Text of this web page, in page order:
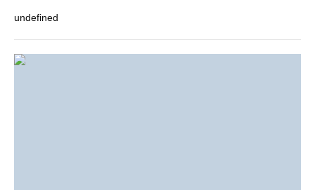
undefined